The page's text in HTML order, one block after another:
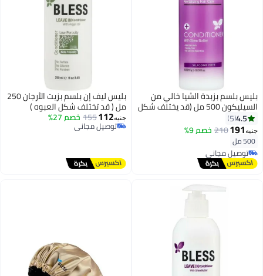
بليس بلسم بزبدة الشيا خالي من
السيليكون 500 مل (قد يختلف شكل
العبوه )
4.5
5
جنيه191
210 خصم 9%
500 مل
توصيل مجاني
توصيل مجاني
بليس ليف إن بلسم بزيت الأرجان 250
مل ( قد تختلف شكل العبوه )
جنيه112
155 خصم 27%
توصيل مجاني
توصيل مجاني